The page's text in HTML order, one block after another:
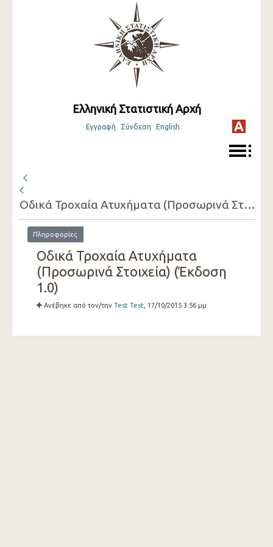
Ελληνική Στατιστική Αρχή
Εγγραφή Σύνδεση English
Οδικά Τροχαία Ατυχήματα (Προσωρινά Στοιχεία)
Πληροφορίες
Οδικά Τροχαία Ατυχήματα
(Προσωρινά Στοιχεία) (Έκδοση
1.0)
Ανέβηκε από τον/την Test Test , 17/10/2015 3:56 μμ